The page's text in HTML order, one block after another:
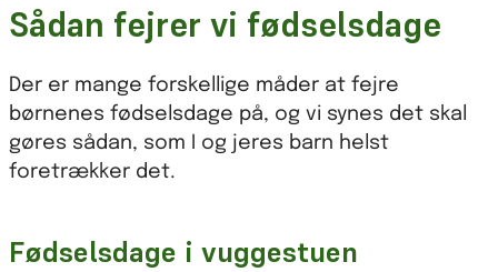
Sådan fejrer vi fødselsdage
Der er mange forskellige måder at fejre
børnenes fødselsdage på, og vi synes det skal
gøres sådan, som I og jeres barn helst
foretrækker det.
Fødselsdage i vuggestuen